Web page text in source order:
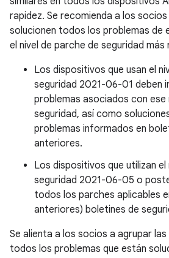
rapidez. Se recomienda a los
solucionen todos los problemas de
el nivel de parche de seguridad más
Los dispositivos que usan el
seguridad 2021-06-01 deben
problemas asociados con ese
seguridad, así como
problemas informados en
anteriores.
Los dispositivos que utilizan
seguridad 2021-06-05 o
todos los parches aplicables
anteriores) boletines de
Se alienta a los socios a agrupar
todos los problemas que están